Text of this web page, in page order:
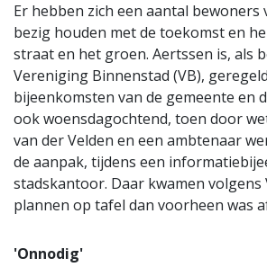
Er hebben zich een aantal bewoners
bezig houden met de toekomst en
straat en het groen. Aertssen is, als
Vereniging Binnenstad (VB),
bijeenkomsten van de gemeente en
ook woensdagochtend, toen door
van der Velden en een ambtenaar
de aanpak, tijdens een
stadskantoor. Daar kwamen volgens
plannen op tafel dan voorheen was
'Onnodig'